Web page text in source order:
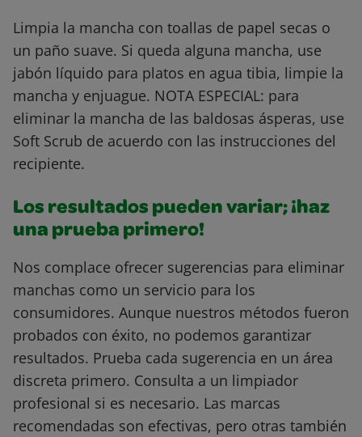
Limpia la mancha con toallas de papel secas o
un paño suave. Si queda alguna mancha, use
jabón líquido para platos en agua tibia, limpie la
mancha y enjuague. NOTA ESPECIAL: para
eliminar la mancha de las baldosas ásperas, use
Soft Scrub de acuerdo con las instrucciones del
recipiente.
Los resultados pueden variar; ¡haz
una prueba primero!
Nos complace ofrecer sugerencias para eliminar
manchas como un servicio para los
consumidores. Aunque nuestros métodos fueron
probados con éxito, no podemos garantizar
resultados. Prueba cada sugerencia en un área
discreta primero. Consulta a un limpiador
profesional si es necesario. Las marcas
recomendadas son efectivas, pero otras también